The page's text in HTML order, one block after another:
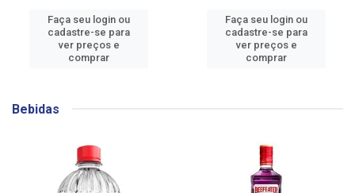
Faça seu login ou
cadastre-se para
ver preços e
comprar
Faça seu login ou
cadastre-se para
ver preços e
comprar
Bebidas